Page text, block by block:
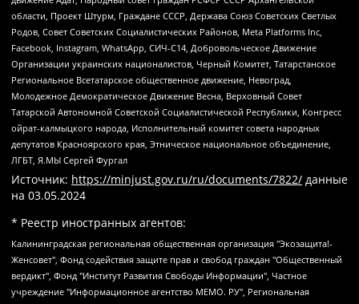
области, Проект Штурм, Граждане СССР, Держава Союз Советских Светлых
Родов, Совет Советских Социалистических Районов, Meta Platforms Inc,
Facebook, Instagram, WhatsApp, СИЧ-С14, Добровольческое Движение
Организации украинских националистов, Черный Комитет, Татарстанское
Региональное Всетатарское общественное движение, Невоград,
Молодежное Демократическое Движение Весна, Верховный Совет
Татарской Автономной Советской Социалистической Республики, Конгресс
ойрат-калмыцкого народа, Исполнительный комитет совета народных
депутатов Красноярского края, Этническое национальное объединение,
ЛГБТ, Я.МЫ Сергей Фургал
Источник: https://minjust.gov.ru/ru/documents/7822/ данные
на 03.05.2024
* Реестр иностранных агентов:
Калининградская региональная общественная организация "Экозащита!-Женсовет", Фонд содействия защите прав и свобод граждан "Общественный вердикт", Фонд "Институт Развития Свободы Информации", Частное учреждение "Информационное агентство МЕМО. РУ", Региональная общественная организация "Общественная комиссия по сохранению наследия академика Сахарова", Фонд поддержки свободы прессы, Санкт-Петербургская общественная правозащитная организация "Гражданский контроль", Межрегиональная общественная организация "Информационно-просветительский центр "Мемориал", Региональный Фонд "Центр Защиты Прав Средств Массовой Информации", с 05.12.2023 Фонд "Центр Защиты Прав Средств массовой информации", Региональная общественная благотворительная организация помощи беженцам и мигрантам "Гражданское содействие", Негосударственное образовательное учреждение дополнительного профессионального образования (повышение квалификации) специалистов "АКАДЕМИЯ ПО ПРАВАМ ЧЕЛОВЕКА", Свердловская региональная общественная организация "Сутяжник", Автономная некоммерческая организация "Центр независимых социологических исследований", Союз общественных объединений "Российский исследовательский центр по правам человека", Региональное общественное учреждение научно-информационный центр "МЕМОРИАЛ", Некоммерческая организация "Фонд защиты гласности", Автономная некоммерческая организация "Институт прав человека", Городская общественная организация "Екатеринбургское общество "МЕМОРИАЛ", Городская общественная организация "Рязанское историко-просветительское и правозащитное общество "Мемориал" (Рязанский Мемориал), Челябинский региональный орган общественной самодеятельности – женское общественное объединение "Женщины Евразии", Челябинский региональный орган общественной самодеятельности "Уральская правозащитная группа", Фонд содействия защите здоровья и социальной справедливости имени Андрея Рылькова, Автономная Некоммерческая Организация "Аналитический Центр Юрия Левады", Автономная некоммерческая организация социальной поддержки населения "Проект Апрель", Региональная общественная организация помощи женщинам и детям, находящимся в кризисной ситуации "Информационно-методический центр "Анна", Фонд содействия развитию массовых коммуникаций и правовому просвещению "Так-так-Так", Фонд содействия устойчивому развитию "Серебряная тайга", Свердловский региональный общественный фонд социальных проектов "Новое время", "Idel.Реалии", Кавказ.Реалии, Крым.Реалии, Телеканал Настоящее Время, Татаро-башкирская служба Радио Свобода (Azatliq Radiosi), Радио Свободная Европа/Радио Свобода (PCE/PC), "Сибирь.Реалии", "Фактограф", Благотворительный фонд помощи осужденным и их семьям, Автономная некоммерческая организация "Институт глобализации и социальных движений", Фонд "В защиту прав заключенных", Частное учреждение "Центр поддержки и содействия развитию средств массовой информации", Пензенский региональный общественный благотворительный фонд "Гражданский союз", "Север.Реалии", Некоммерческая организация Фонд "Правовая инициатива", Общество с ограниченной ответственностью "Радио Свободная Европа/Радио Свобода", Чешское информационное агентство "MEDIUM-ORIENT", Красноярская региональная общественная организация "Мы против СПИДа", Камалягин Денис Николаевич, Маркелов Сергей Евгеньевич, Пономарев Лев Александрович, Савицкая Людмила Алексеевна, Автономная некоммерческая организация "Центр по работе с проблемой насилия "НАСИЛИЮ.НЕТ", Межрегиональный профессиональный союз работников здравоохранения "Альянс врачей", Юридическое лицо, зарегистрированное в Латвийской Республике, SIA "Medusa Project" (регистрационный номер 40103797863, дата регистрации 10.06.2014), Некоммерческая организация "Фонд по борьбе с коррупцией", Автономная некоммерческая организация "Институт права и публичной политики", Баданин Роман Сергеевич, Гликин Максим Александрович, Железнова Мария Михайловна, Лукьянова Юлия Сергеевна, Маетная Елизавета Витальевна, Маняхин Петр Борисович, Чуракова Ольга Владимировна, Ярош Юлия Петровна, Юридическое лицо "The Insider SIA", зарегистрированное в Риге, Латвийская Республика (дата регистрации 26.06.2015), являющееся администратором доменного имени интернет-издания "The Insider SIA", https://theins.ru, Постернак Алексей Евгеньевич, Рубин Михаил Аркадьевич, Анин Роман Александрович, Юридическое лицо Istories fonds, зарегистрированное в Латвийской Республике (регистрационный номер 50008295751, дата регистрации 24.02.2020), Великовский Дмитрий Александрович, Долинина Ирина Николаевна, Мароховская Алеся Алексеевна, Шлейнов Роман Юрьевич, Шмагун Олеся Валентиновна, Общество с ограниченной ответственностью "Альтаир 2021", Общество с ограниченной ответственностью "Вега 2021", Общество с ограниченной ответственностью "Главный редактор 2021", Общество с ограниченной ответственностью "Ромашки монолит", Важенков Артем Валерьевич, Ивановская областная общественная организация "Центр гендерных исследований", Гурман Юрий Альбертович, Медиапроект "ОВД-Инфо", Егоров Владимир Владимирович, Жилинский Владимир Александрович, Общество с ограниченной ответственностью "ЗП", Иванова София Юрьевна, Карезина Инна Павловна, Кильтау Екатерина Викторовна, Петров Алексей Викторович, Пискунов Сергей Евгеньевич, Смирнов Сергей Сергеевич, Тихонов Михаил Сергеевич, Общество с ограниченной ответственностью "ЖУРНАЛИСТ-ИНОСТРАННЫЙ АГЕНТ", Арапова Галина Юрьевна, Вольтская Татьяна Анатольевна, Американская компания "Mason G.E.S. Anonymous Foundation" (США), являющаяся владельцем интернет-издания https://mnews.world/, Компания "Stichting Bellingcat", зарегистрированная в Нидерландах (дата регистрации 11.07.2018), Захаров Андрей Вячеславович, Клепиковская Екатерина Дмитриевна, Общество с ограниченной ответственностью "МЕМО", Перл Роман Александрович, Симонов Евгений Алексеевич, Соловьева Елена Анатольевна, Сотников Даниил Владимирович, Сурначева Елизавета Дмитриевна, Автономная некоммерческая организация по защите прав человека и информированию населения "Якутия – Наше Мнение", Общество с ограниченной ответственностью "Москоу диджитал медиа", с 26.01.2023 Общество с ограниченной ответственностью "Чайка Белые сады", Ветошкина Валерия Валерьевна, Заговора Максим Александрович, Межрегиональное общественное движение "Российская ЛГБТ - сеть", Оленичев Максим Владимирович, Павлов Иван Юрьевич, Скворцова Елена Сергеевна, Общество с ограниченной ответственностью "Как бы инагент", Кочетков Игорь Викторович, Общество с ограниченной ответственностью "Честные выборы", Еланчик Олег Александрович, Общество с ограниченной ответственностью "Нобелевский призыв", Гималова Регина Эмилевна, Григорьев Андрей Валерьевич, Григорьева Алина Александровна, Ассоциация по содействию защите прав призывников, альтернативнослужащих и военнослужащих "Правозащитная группа "Гражданин.Армия.Право", Хисамова Регина Фаритовна, Автономная некоммерческая организация по реализации социально-правовых программ "Лилит", Дальневосточное общественное движение "Маяк", Санкт-Петербургская ЛГБТ-инициативная группа "Выход", Инициативная группа ЛГБТ+ "Реверс", Алексеев Андрей Викторович, Бекбулатова Таисия Львовна, Беляев Иван Михайлович, Владыкина Елена Сергеевна, Гельман Марат Александрович, Никульшина Вероника Юрьевна, Толоконникова Надежда Андреевна, Шендерович Виктор Анатольевич, Общество с ограниченной ответственностью "Данное сообщение", Общество с ограниченной ответственностью Издательский дом "Новая глава", Айнбиндер Александра Александровна, Московский комьюнити-центр для ЛГБТ+инициатив, Благотворительный фонд развития филантропии, Deutsche Welle (Германия, Kurt-Schumacher-Strasse 3, 53113 Bonn), Борзунова Мария Михайловна, Воробьев Виктор Викторович, Голубева Анна Львовна, Константинова Алла Михайловна, Малкова Ирина Владимировна, Мурадов Мурад Абдулгалимович, Осетинская Елизавета Николаевна, Понасенков Евгений Николаевич, Ганапольский Матвей Юрьевич, Киселев Евгений Алексеевич, Борухович Ирина Григорьевна, Дремин Иван Тимофеевич, Дубровский Дмитрий Викторович, Красноярская региональная общественная организация поддержки и развития альтернативных образовательных технологий и межкультурных коммуникаций "ИНТЕРРА", Маяковская Екатерина Алексеевна, Фейгин Марк Захарович, Филимонов Андрей Викторович, Дзугкоева Регина Николаевна, Доброхотов Роман Александрович, Дудь Юрий Александрович, Елкин Сергей Владимирович, Кругликов Кирилл Игоревич, Сабунаева Мария Леонидовна, Семенов Алексей Владимирович, Шаинян Карен Багратович, Шульман Екатерина Михайловна, Асафьев Артур Валерьевич, Вахштайн Виктор Семенович, Венедиктов Алексей Алексеевич, Лушникова Екатерина Евгеньевна, Волков Леонид Михайлович, Невзоров Александр Глебович, Пархоменко Сергей Борисович, Сироткин Ярослав Николаевич, Кара-Мурза Владимир Владимирович, Баранова Наталья Владимировна, Гозман Леонид Яковлевич, Кагарлицкий Борис Юльевич, Климарев Михаил Валерьевич, Милов Владимир Станиславович, Автономная некоммерческая организация Краснодарский центр современного искусства "Типография", Моргенштерн Алишер Тагирович, Соболь Любовь Эдуардовна, Общество с ограниченной ответственностью "ЛИЗА НОРМ", Каспаров Гарри Кимович, Ходорковский Михаил Борисович, Общество с ограниченной ответственностью "Апрельские тезисы", Данилович Ирина Брониславовна, Кашин Олег Владимирович, Петров Николай Владимирович, Пивоваров Алексей Владимирович, Соколов Михаил Владимирович, Цветкова Юлия Владимировна, Чичваркин Евгений Александрович, Комитет против пыток/Команда против пыток, Общество с ограниченной ответственностью "Первый научный", Общество с ограниченной ответственностью "Вертолет и ко", Белоцерковская Вероника Борисовна, Кац Максим Евгеньевич, Лазарева Татьяна Юрьевна, Шаведдинов Руслан Табризович, Яшин Илья Валерьевич, Общество с ограниченной ответственностью "Иноагент ААВ", Алешковский Дмитрий Петрович, Альбац Евгения Марковна, Быков Дмитрий Львович, Галямина Юлия Евгеньевна, Лойко Сергей Леонидович, Мартынов Кирилл Константинович, Медведев Сергей Александрович, Крашенинников Федор Геннадиевич, Гордеева Катерина Вл